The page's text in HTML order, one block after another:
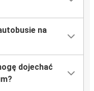
na
dojechać